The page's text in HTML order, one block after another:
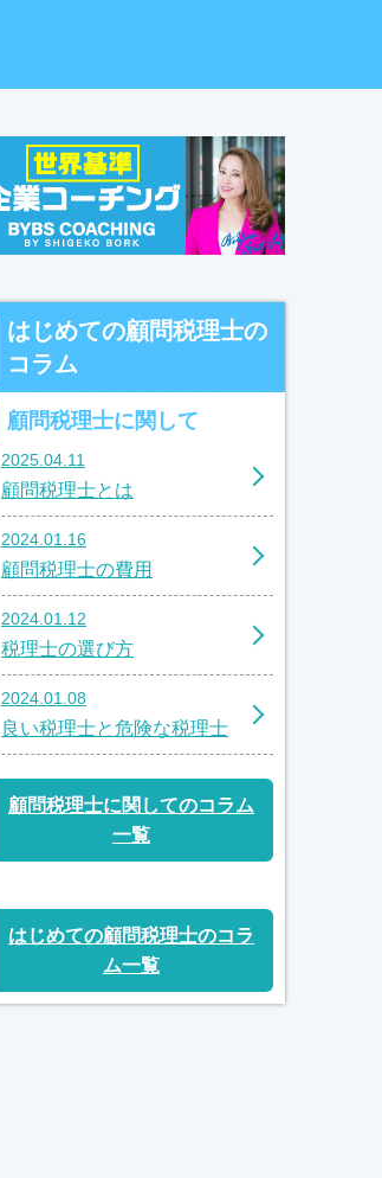
はじめての顧問税理士の
コラム
顧問税理士に関して
2025.04.11
顧問税理士とは
2024.01.16
顧問税理士の費用
2024.01.12
税理士の選び方
2024.01.08
良い税理士と危険な税理士
顧問税理士に関してのコラム
一覧
はじめての顧問税理士のコラ
ム一覧